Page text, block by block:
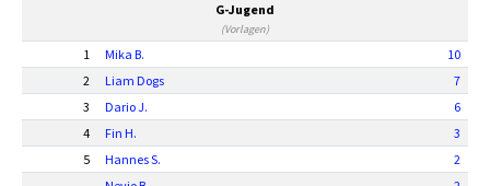
G-Jugend
(Vorlagen)
1 Mika B.
10
2
Liam Dogs
7
3
Dario J.
6
4
Fin H.
3
5
Hannes S.
2